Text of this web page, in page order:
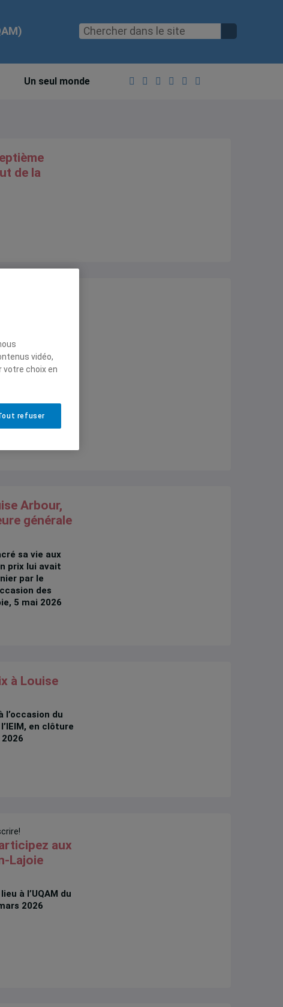
Un seul monde
de la
de
15 juin 2026
Arbour,
générale
sa vie aux
prix lui avait
par le
des
5 mai 2026
à Louise
l’occasion du
en clôture
aux
Lajoie
à l’UQAM du
2026
vidéo,
votre choix en
refuser